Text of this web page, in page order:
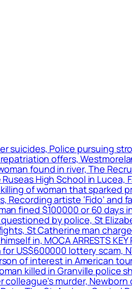
suicides, Police pursuing
offers,
found in river, The
High School in Lucea,
of woman that sparked
Recording artiste ‘Fido’
fined $100000 or 60 days
by police, St
St Catherine man
in, MOCA ARRESTS KEY
for US$600000 lottery scam,
of interest in American
killed in Granville police
murder,